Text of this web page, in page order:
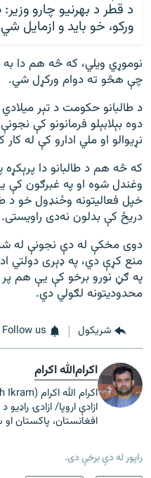
د قطر د بهرنيو چارو
ورکو، خو بايد و ازمايل شي
نوموړي ویلي، که څه هم دا
چې هڅو ته دوام ورکړل شي.
د طالبانو حکومت د تېر
دوه بېلابېلو فرمانونو کې
نړیوالو او ملي ادارو کې له
که څه هم د طالبانو دا
وغندل شوه او په غبرګون کې
خپل فعالیتونه وځنډول خو د
دریځ کې بدلون نه‌دی راويستی.
دوی مخکې له دې نجونې له
منع کړې دي، په ډېری دولتي
په ګڼ نورو برخو کې یې هم
محدودیتونه لګولي دي.
شريکول Follow us
اکرام‌الله اکرام
ازادې اروپا/ ازادۍ
افغانستان، پاکستان او
راپور له دې برخې دی.